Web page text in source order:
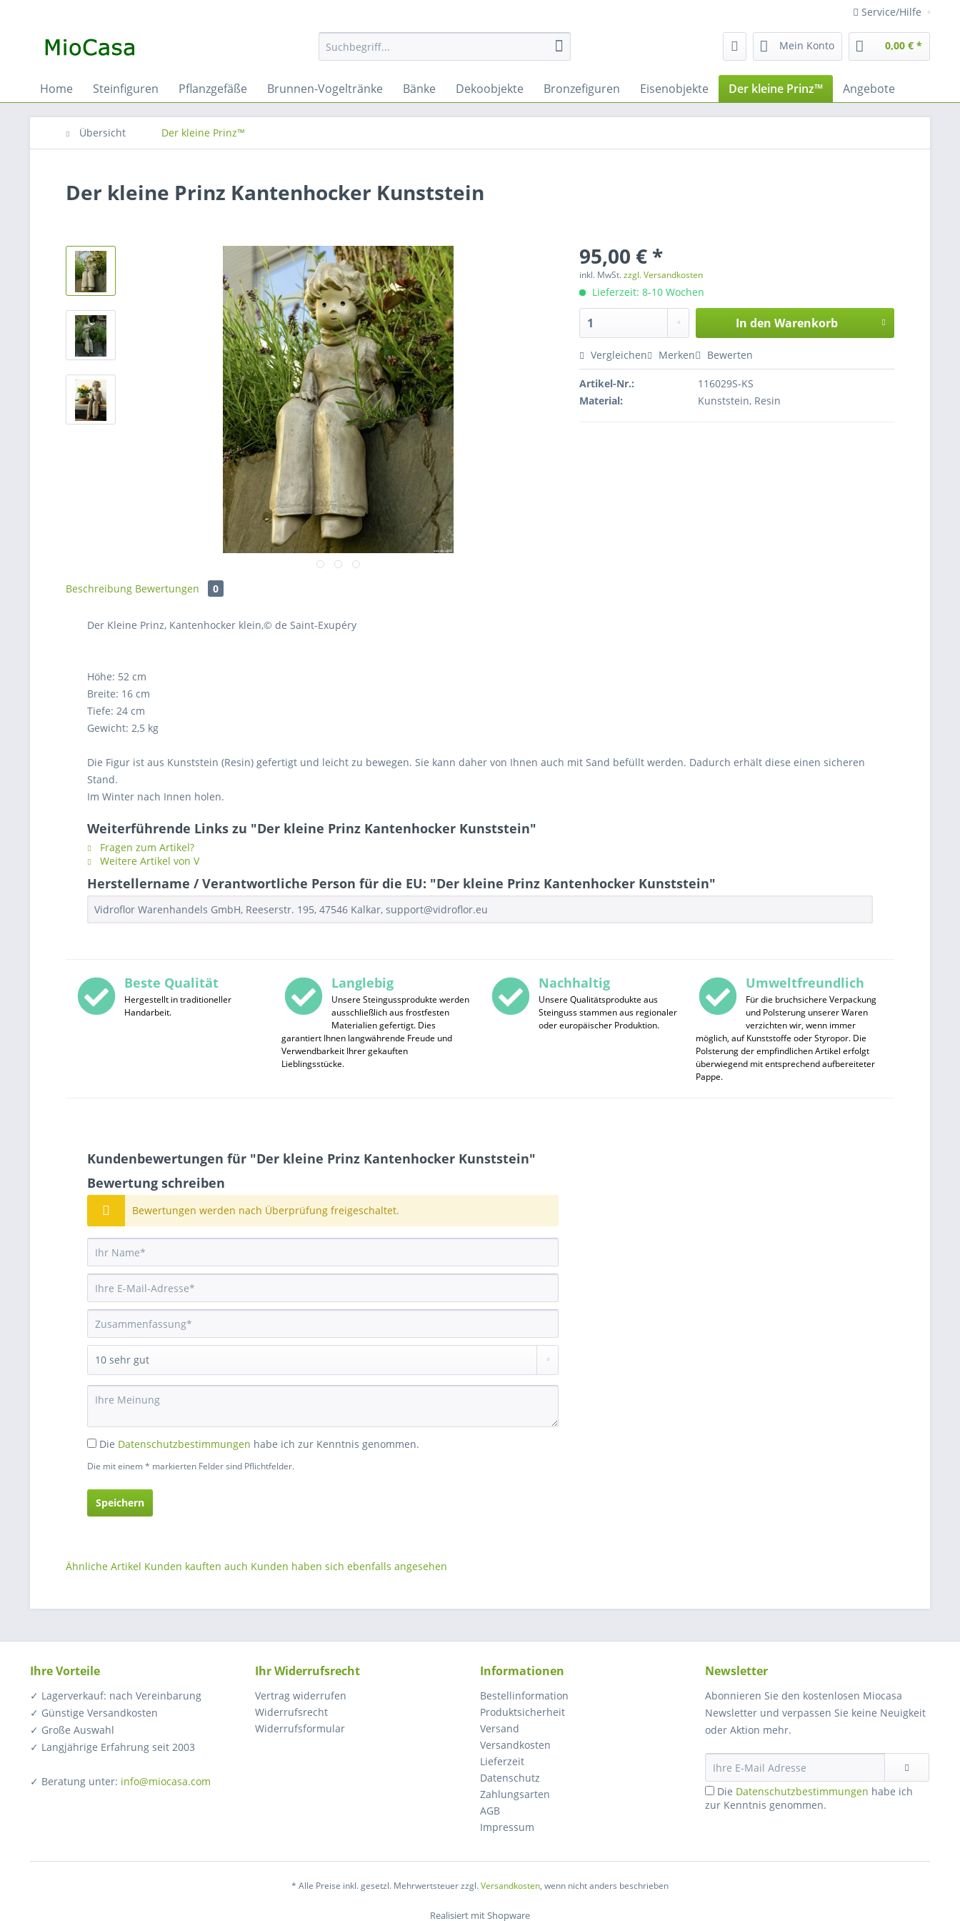
Service/Hilfe
Mein Konto 0,00 € *
Home Steinfiguren Pflanzgefäße Brunnen-Vogeltränke Bänke Dekoobjekte Bronzefiguren Eisenobjekte Der kleine Prinz™ Angebote
Übersicht Der kleine Prinz™
Der kleine Prinz Kantenhocker Kunststein
95,00 € *
inkl. MwSt.zzgl. Versandkosten
Lieferzeit: 8-10 Wochen
In den Warenkorb
Vergleichen Merken Bewerten
Artikel-Nr.:
116029S-KS
Material:
Kunststein, Resin
Beschreibung Bewertungen 0
Der Kleine Prinz, Kantenhocker klein,© de Saint-Exupéry
Höhe: 52 cm
Breite: 16 cm
Tiefe: 24 cm
Gewicht: 2,5 kg
Die Figur ist aus Kunststein (Resin) gefertigt und leicht zu bewegen. Sie kann daher von Ihnen auch mit Sand befüllt werden. Dadurch erhält diese einen sicheren
Stand.
Im Winter nach Innen holen.
Weiterführende Links zu "Der kleine Prinz Kantenhocker Kunststein"
Fragen zum Artikel?
Weitere Artikel von V
Herstellername / Verantwortliche Person für die EU: "Der kleine Prinz Kantenhocker Kunststein"
Vidroflor Warenhandels GmbH, Reeserstr. 195, 47546 Kalkar, support@vidroflor.eu
Beste Qualität
Hergestellt in traditioneller
Handarbeit.
Langlebig
Unsere Steingussprodukte werden
ausschließlich aus frostfesten
Materialien gefertigt. Dies
garantiert Ihnen langwährende Freude und
Verwendbarkeit Ihrer gekauften
Lieblingsstücke.
Nachhaltig
Unsere Qualitätsprodukte aus
Steinguss stammen aus regionaler
oder europäischer Produktion.
Umweltfreundlich
Für die bruchsichere Verpackung
und Polsterung unserer Waren
verzichten wir, wenn immer
möglich, auf Kunststoffe oder Styropor. Die
Polsterung der empfindlichen Artikel erfolgt
überwiegend mit entsprechend aufbereiteter
Pappe.
Kundenbewertungen für "Der kleine Prinz Kantenhocker Kunststein"
Bewertung schreiben
Bewertungen werden nach Überprüfung freigeschaltet.
Die Datenschutzbestimmungen habe ich zur Kenntnis genommen.
Die mit einem * markierten Felder sind Pflichtfelder.
Speichern
Ähnliche Artikel Kunden kauften auch Kunden haben sich ebenfalls angesehen
Ihre Vorteile
✓ Lagerverkauf: nach Vereinbarung
✓ Günstige Versandkosten
✓ Große Auswahl
✓ Langjährige Erfahrung seit 2003
✓ Beratung unter: info@miocasa.com
Ihr Widerrufsrecht
Vertrag widerrufen
Widerrufsrecht
Widerrufsformular
Informationen
Bestellinformation
Produktsicherheit
Versand
Versandkosten
Lieferzeit
Datenschutz
Zahlungsarten
AGB
Impressum
Newsletter
Abonnieren Sie den kostenlosen Miocasa
Newsletter und verpassen Sie keine Neuigkeit
oder Aktion mehr.
Die Datenschutzbestimmungen habe ich
zur Kenntnis genommen.
* Alle Preise inkl. gesetzl. Mehrwertsteuer zzgl.Versandkosten, wenn nicht anders beschrieben
Realisiert mit Shopware